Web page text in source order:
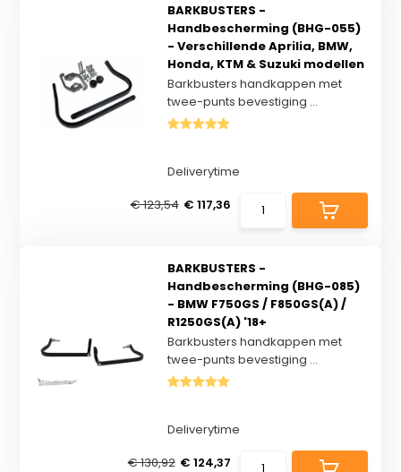
BARKBUSTERS -
Handbescherming (BHG-055)
- Verschillende Aprilia, BMW,
Honda, KTM & Suzuki modellen
Barkbusters handkappen met
twee-punts bevestiging ...
Deliverytime
€ 123,54 € 117,36
BARKBUSTERS -
Handbescherming (BHG-085)
- BMW F750GS / F850GS(A) /
R1250GS(A) '18+
Barkbusters handkappen met
twee-punts bevestiging ...
Deliverytime
€ 130,92 € 124,37